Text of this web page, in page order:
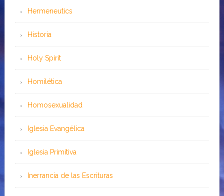
Hermeneutics
Historia
Holy Spirit
Homilética
Homosexualidad
Iglesia Evangélica
Iglesia Primitiva
Inerrancia de las Escrituras